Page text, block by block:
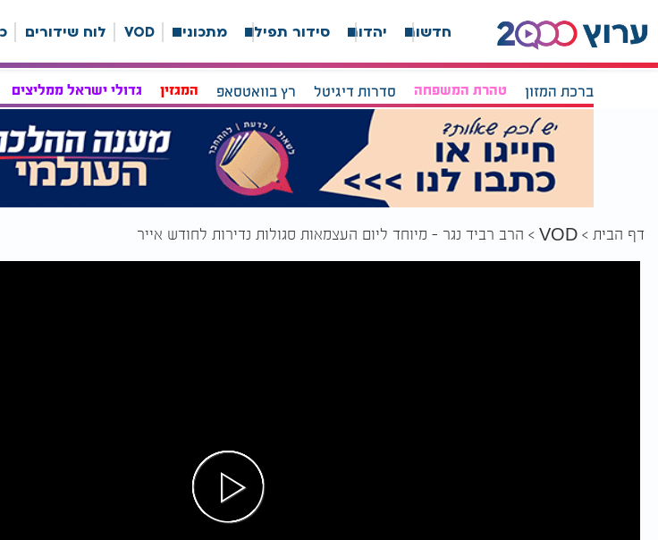
חדשות יהדות סידור תפילה מתכונים VOD לוח שידורים
ברכת המזון טהרת המשפחה סדרות דיגיטל רץ בוואטסאפ המגזין גדולי ישראל ממליצים
דף הבית VOD הרב רביד נגר - מיוחד ליום העצמאות סגולות נדירות לחודש אייר